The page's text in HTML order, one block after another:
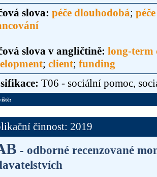
slova: péče dlouhodobá;
slova v angličtině: long-term
; client; funding
T06 - sociální pomoc,
činnost: 2019
- odborné recenzované